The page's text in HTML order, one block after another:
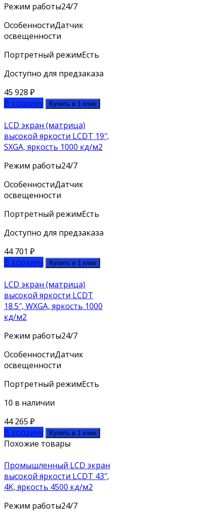
Режим работы24/7
ОсобенностиДатчик
освещенности
Портретный режимЕсть
Доступно для предзаказа
45 928 ₽
В корзину
Купить в 1 клик
LCD экран (матрица)
высокой яркости LCDT 19″,
SXGA, яркость 1000 кд/м2
Режим работы24/7
ОсобенностиДатчик
освещенности
Портретный режимЕсть
Доступно для предзаказа
44 701 ₽
В корзину
Купить в 1 клик
LCD экран (матрица)
высокой яркости LCDT
18.5″, WXGA, яркость 1000
кд/м2
Режим работы24/7
ОсобенностиДатчик
освещенности
Портретный режимЕсть
10 в наличии
44 265 ₽
В корзину
Купить в 1 клик
Похожие товары
Промышленный LCD экран
высокой яркости LCDT 43″,
4K, яркость 4500 кд/м2
Режим работы24/7